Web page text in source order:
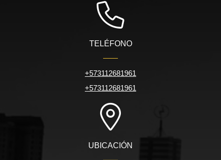
TELÉFONO
+573112681961
+573112681961
UBICACIÓN